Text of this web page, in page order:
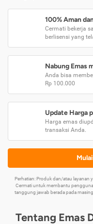
100% Aman
Cermati bekerja
berlisensi yang
Nabung Emas
Anda bisa
Rp 100.000
Update Harga
Harga emas
transaksi Anda.
Perhatian: Produk dan/atau
Cermati untuk membantu
tanggung jawab berada pada
Tentang Emas